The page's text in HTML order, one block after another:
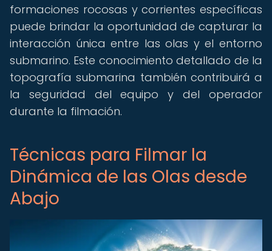
formaciones rocosas y corrientes específicas
puede brindar la oportunidad de capturar la
interacción única entre las olas y el entorno
submarino. Este conocimiento detallado de la
topografía submarina también contribuirá a
la seguridad del equipo y del operador
durante la filmación.
Técnicas para Filmar la
Dinámica de las Olas desde
Abajo